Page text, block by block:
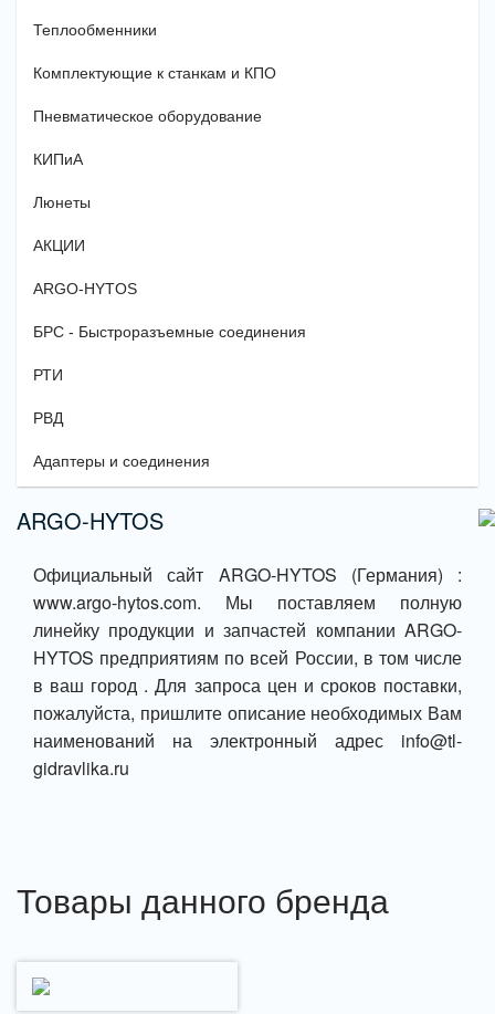
Теплообменники
Комплектующие к станкам и КПО
Пневматическое оборудование
КИПиА
Люнеты
АКЦИИ
ARGO-HYTOS
БРС - Быстроразъемные соединения
РТИ
РВД
Адаптеры и соединения
ARGO-HYTOS
Официальный сайт ARGO-HYTOS (Германия) :
www.argo-hytos.com. Мы поставляем полную
линейку продукции и запчастей компании ARGO-
HYTOS предприятиям по всей России, в том числе
в ваш город . Для запроса цен и сроков поставки,
пожалуйста, пришлите описание необходимых Вам
наименований на электронный адрес info@tl-
gidravlika.ru
Товары данного бренда